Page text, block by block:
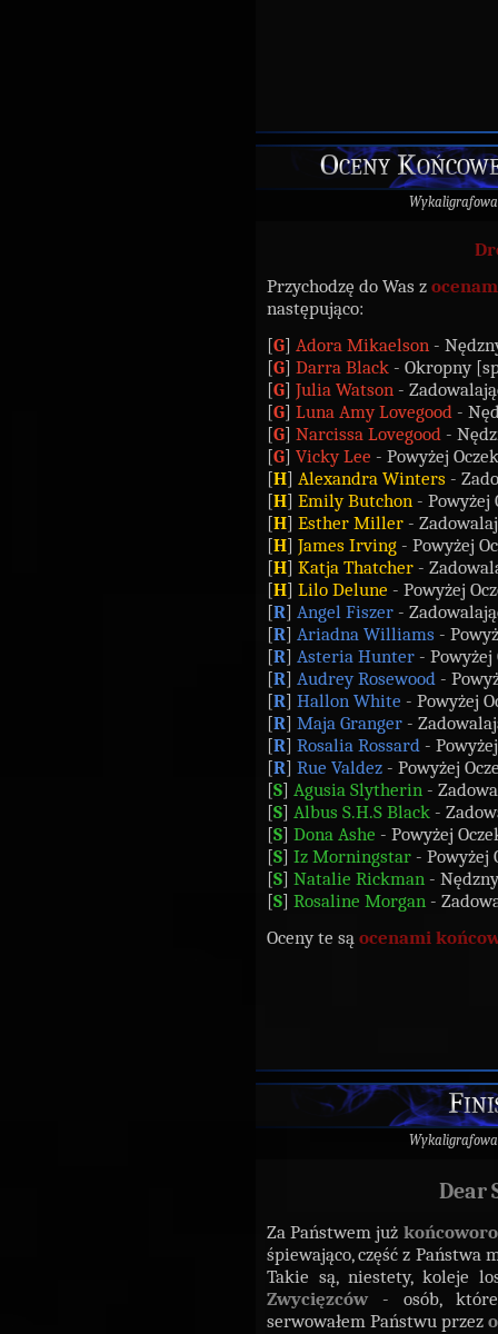
Oceny
Przychodzę do Was z
następująco:
[G] Adora Mikaelson -
[G] Darra Black - Okropny
[G] Julia Watson -
[G] Luna Amy Lovegood -
[G] Narcissa Lovegood -
[G] Vicky Lee - Powyżej
[H] Alexandra Winters -
[H] Emily Butchon -
[H] Esther Miller -
[H] James Irving - Powyżej
[H] Katja Thatcher -
[H] Lilo Delune - Powyżej
[R] Angel Fiszer -
[R] Ariadna Williams -
[R] Asteria Hunter -
[R] Audrey Rosewood -
[R] Hallon White - Powyżej
[R] Maja Granger -
[R] Rosalia Rossard -
[R] Rue Valdez - Powyżej
[S] Agusia Slytherin -
[S] Albus S.H.S Black -
[S] Dona Ashe - Powyżej
[S] Iz Morningstar - Powyżej
[S] Natalie Rickman -
[S] Rosaline Morgan -
Oceny te są ocenami
Dear
Za Państwem już
śpiewająco, część z Państwa
Takie są, niestety, koleje
Zwycięzców- osób, które
serwowałem Państwu przez